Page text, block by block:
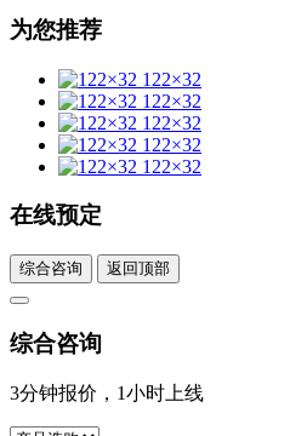
为您推荐
122×32
122×32
122×32
122×32
122×32
在线预定
综合咨询 返回顶部
综合咨询
3分钟报价，1小时上线